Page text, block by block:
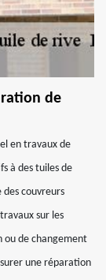
de
en travaux de
à des tuiles de
des couvreurs
sur les
ou de changement
une réparation